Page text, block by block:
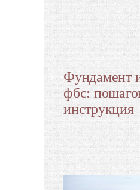
Фундамент
фбс:
инструкция